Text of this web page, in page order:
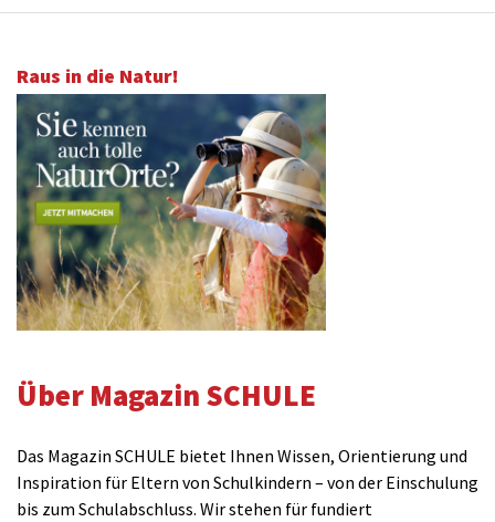
Raus in die Natur!
Über Magazin SCHULE
Das Magazin SCHULE bietet Ihnen Wissen, Orientierung und
Inspiration für Eltern von Schulkindern – von der Einschulung
bis zum Schulabschluss. Wir stehen für fundiert